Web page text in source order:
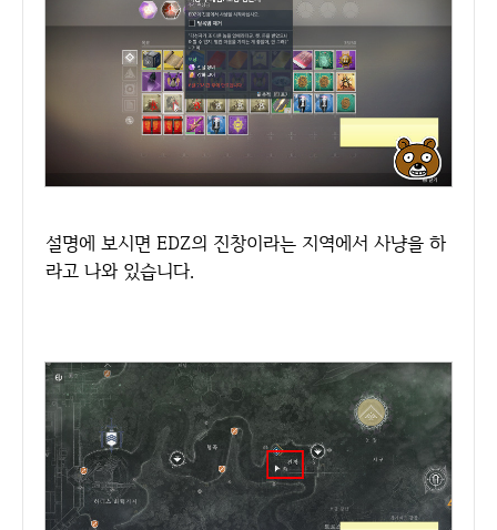
설명에 보시면 EDZ의 진창이라는 지역에서 사냥을 하
라고 나와 있습니다.